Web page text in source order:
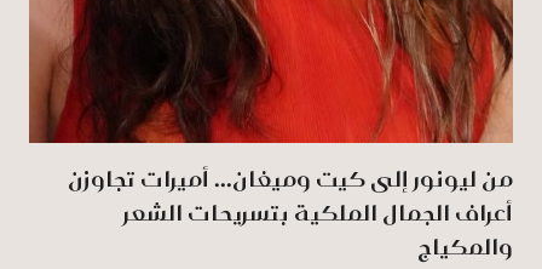
من ليونور إلى كيت وميغان... أميرات تجاوزن
أعراف الجمال الملكية بتسريحات الشعر
والمكياج